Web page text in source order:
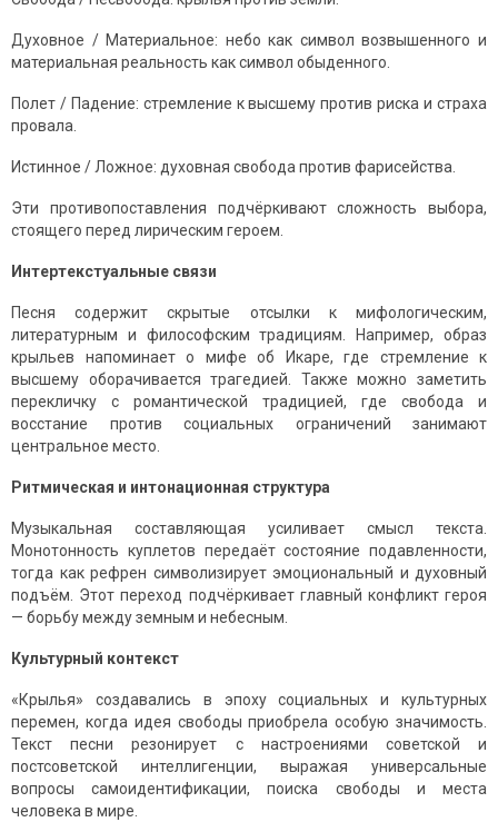
Духовное / Материальное: небо как символ возвышенного и
материальная реальность как символ обыденного.
Полет / Падение: стремление к высшему против риска и страха
провала.
Истинное / Ложное: духовная свобода против фарисейства.
Эти противопоставления подчёркивают сложность выбора,
стоящего перед лирическим героем.
Интертекстуальные связи
Песня содержит скрытые отсылки к мифологическим,
литературным и философским традициям. Например, образ
крыльев напоминает о мифе об Икаре, где стремление к
высшему оборачивается трагедией. Также можно заметить
перекличку с романтической традицией, где свобода и
восстание против социальных ограничений занимают
центральное место.
Ритмическая и интонационная структура
Музыкальная составляющая усиливает смысл текста.
Монотонность куплетов передаёт состояние подавленности,
тогда как рефрен символизирует эмоциональный и духовный
подъём. Этот переход подчёркивает главный конфликт героя
— борьбу между земным и небесным.
Культурный контекст
«Крылья» создавались в эпоху социальных и культурных
перемен, когда идея свободы приобрела особую значимость.
Текст песни резонирует с настроениями советской и
постсоветской интеллигенции, выражая универсальные
вопросы самоидентификации, поиска свободы и места
человека в мире.